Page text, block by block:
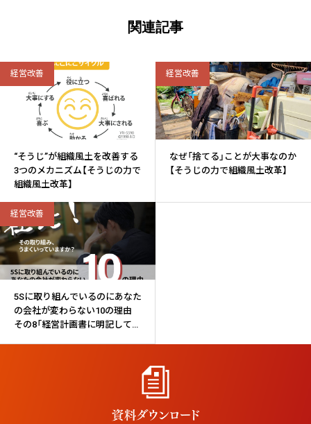
関連記事
経営改善
“そうじ”が組織風土を改善する
3つのメカニズム【そうじの力で
組織風土改革】
経営改善
なぜ「捨てる」ことが大事なのか
【そうじの力で組織風土改革】
経営改善
5Sに取り組んでいるのにあなた
の会社が変わらない10の理由
その8「経営計画書に明記してい